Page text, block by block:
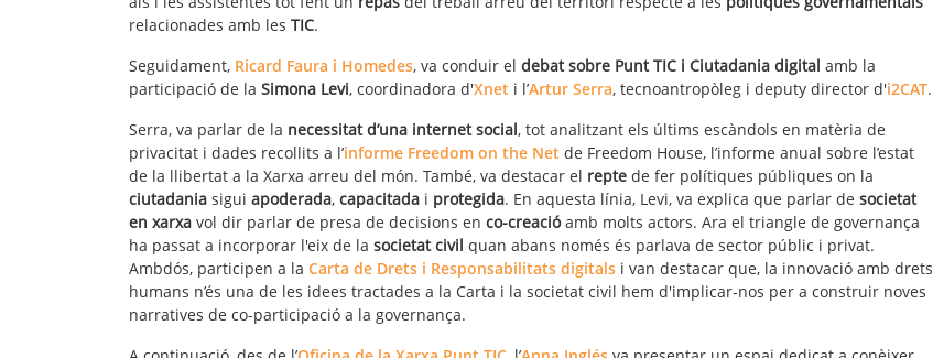
relacionades amb les TIC.
Seguidament, Ricard Faura i Homedes, va conduir el debat sobre Punt TIC i Ciutadania digital amb la
participació de la Simona Levi, coordinadora d'Xnet i l’Artur Serra, tecnoantropòleg i deputy director d'i2CAT.
Serra, va parlar de la necessitat d’una internet social, tot analitzant els últims escàndols en matèria de
privacitat i dades recollits a l’informe Freedom on the Net de Freedom House, l’informe anual sobre l’estat
de la llibertat a la Xarxa arreu del món. També, va destacar el repte de fer polítiques públiques on la
ciutadania sigui apoderada, capacitada i protegida. En aquesta línia, Levi, va explica que parlar de societat
en xarxa vol dir parlar de presa de decisions en co-creacióamb molts actors. Ara el triangle de governança
ha passat a incorporar l'eix de la societat civil quan abans només és parlava de sector públic i privat.
Ambdós, participen a la Carta de Drets i Responsabilitats digitals i van destacar que, la innovació amb drets
humans n’és una de les idees tractades a la Carta i la societat civil hem d'implicar-nos per a construir noves
narratives de co-participació a la governança.